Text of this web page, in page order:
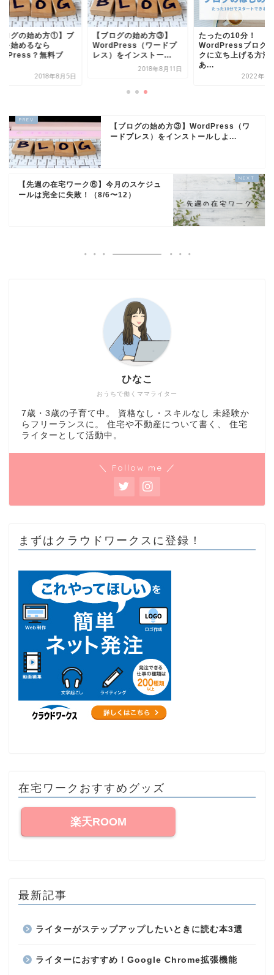
ログの始め方①】ブ
を始めるなら
？無料ブ
2018年8月5日
【ブログの始め方③】
WordPress（ワードプ
レス）をインストー...
2018年8月11日
たったの10分！
WordPressブログ
クに立ち上げる方法
あ...
2022年4
【ブログの始め方③】WordPress（ワ
ードプレス）をインストールしよ...
【先週の在宅ワーク⑥】今月のスケジュ
ールは完全に失敗！（8/6〜12）
おうちで働くママライター
ひなこ
7歳・3歳の子育て中。 資格なし・スキルなし 未経験か
らフリーランスに。 住宅や不動産について書く、 住宅
ライターとして活動中。
＼ Follow me ／
まずはクラウドワークスに登録！
在宅ワークおすすめグッズ
楽天ROOM
最新記事
ライターがステップアップしたいときに読む本3選
ライターにおすすめ！Google Chrome拡張機能